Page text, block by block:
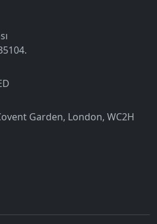
Garden, London, WC2H